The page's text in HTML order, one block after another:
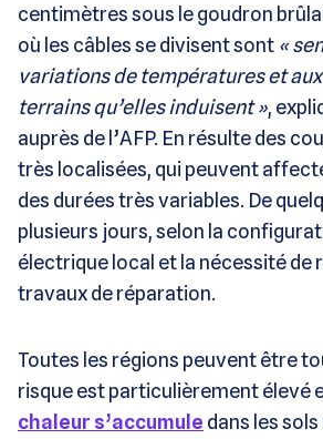
centimètres sous le goudron
où les câbles se divisent sont «
variations de températures et
terrains qu’elles induisent »,
auprès de l’AFP. En résulte des
très localisées, qui peuvent
des durées très variables. De
plusieurs jours, selon la
électrique local et la nécessité de
travaux de réparation.
Toutes les régions peuvent être
risque est particulièrement élevé
chaleur s’accumule dans les sols